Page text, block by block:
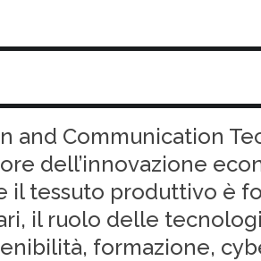
and Communication
dell’innovazione
il tessuto produttivo è
il ruolo delle
formazione,